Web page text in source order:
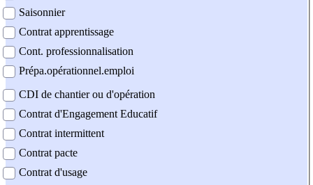
Saisonnier
Contrat apprentissage
Cont. professionnalisation
Prépa.opérationnel.emploi
CDI de chantier ou d'opération
Contrat d'Engagement Educatif
Contrat intermittent
Contrat pacte
Contrat d'usage